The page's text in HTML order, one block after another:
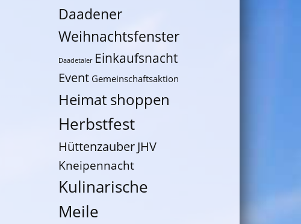
Daadener
Weihnachtsfenster
Daadetaler Einkaufsnacht
Event Gemeinschaftsaktion
Heimat shoppen
Herbstfest
HüttenzauberJHV
Kneipennacht
Kulinarische
Meile